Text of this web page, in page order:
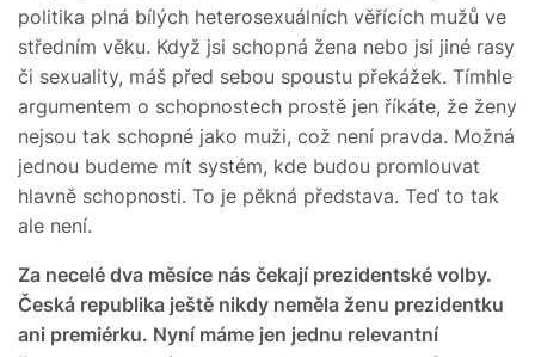
politika plná bílých heterosexuálních věřících mužů ve
středním věku. Když jsi schopná žena nebo jsi jiné rasy
či sexuality, máš před sebou spoustu překážek. Tímhle
argumentem o schopnostech prostě jen říkáte, že ženy
nejsou tak schopné jako muži, což není pravda. Možná
jednou budeme mít systém, kde budou promlouvat
hlavně schopnosti. To je pěkná představa. Teď to tak
ale není.
Za necelé dva měsíce nás čekají prezidentské volby.
Česká republika ještě nikdy neměla ženu prezidentku
ani premiérku. Nyní máme jen jednu relevantní